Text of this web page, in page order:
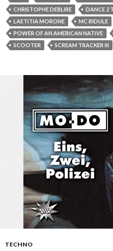
CHRISTOPHE DEBLIRE
DANCE 2
LAETITIA MORONE
MC BIDULE
POWER OF AN AMERICAN NATIVE
SCOOTER
SCREAM TRACKER III
TECHNO